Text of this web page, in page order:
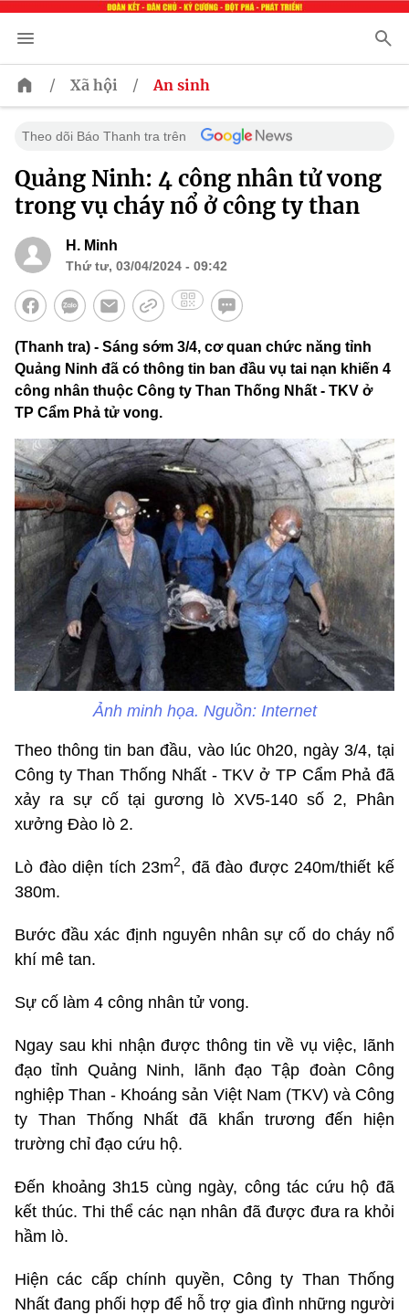
/ Xã hội / An sinh
Theo dõi Báo Thanh tra trên
Quảng Ninh: 4 công nhân tử vong
trong vụ cháy nổ ở công ty than
H. Minh
Thứ tư, 03/04/2024 - 09:42
(Thanh tra) - Sáng sớm 3/4, cơ quan chức năng tỉnh
Quảng Ninh đã có thông tin ban đầu vụ tai nạn khiến 4
công nhân thuộc Công ty Than Thống Nhất - TKV ở
TP Cẩm Phả tử vong.
Ảnh minh họa. Nguồn: Internet
Theo thông tin ban đầu, vào lúc 0h20, ngày 3/4, tại
Công ty Than Thống Nhất - TKV ở TP Cẩm Phả đã
xảy ra sự cố tại gương lò XV5-140 số 2, Phân
xưởng Đào lò 2.
Lò đào diện tích 23m2, đã đào được 240m/thiết kế
380m.
Bước đầu xác định nguyên nhân sự cố do cháy nổ
khí mê tan.
Sự cố làm 4 công nhân tử vong.
Ngay sau khi nhận được thông tin về vụ việc, lãnh
đạo tỉnh Quảng Ninh, lãnh đạo Tập đoàn Công
nghiệp Than - Khoáng sản Việt Nam (TKV) và Công
ty Than Thống Nhất đã khẩn trương đến hiện
trường chỉ đạo cứu hộ.
Đến khoảng 3h15 cùng ngày, công tác cứu hộ đã
kết thúc. Thi thể các nạn nhân đã được đưa ra khỏi
hầm lò.
Hiện các cấp chính quyền, Công ty Than Thống
Nhất đang phối hợp để hỗ trợ gia đình những người